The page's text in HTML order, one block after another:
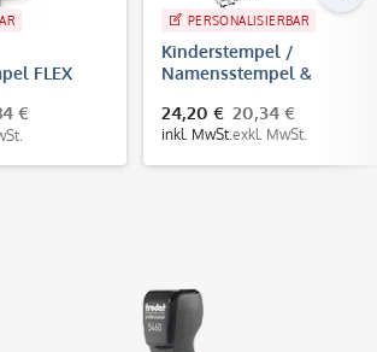
FLEX
€
PERSONALISIERBAR
Kinderstempel /
Namensstempel &
4912
24,20 €
inkl. MwSt.
20,34 €
exkl. MwSt.